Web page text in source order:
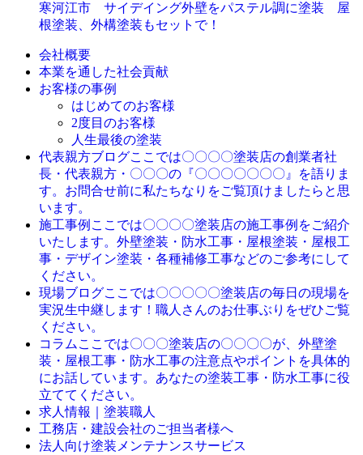
寒河江市 サイデイング外壁をパステル調に塗装 屋
根塗装、外構塗装もセットで！
会社概要
本業を通した社会貢献
お客様の事例
はじめてのお客様
2度目のお客様
人生最後の塗装
代表親方ブログここでは〇〇〇〇塗装店の創業者社
長・代表親方・〇〇〇の『〇〇〇〇〇〇〇』を語りま
す。お問合せ前に私たちなりをご覧頂けましたらと思
います。
施工事例 ここでは〇〇〇〇塗装店の施工事例をご紹介
いたします。外壁塗装・防水工事・屋根塗装・屋根工
事・デザイン塗装・各種補修工事などのご参考にして
ください。
現場ブログここでは〇〇〇〇〇塗装店の毎日の現場を
実況生中継します！職人さんのお仕事ぶりをぜひご覧
ください。
コラム ここでは〇〇〇塗装店の〇〇〇〇が、外壁塗
装・屋根工事・防水工事の注意点やポイントを具体的
にお話しています。あなたの塗装工事・防水工事に役
立ててください。
求人情報｜塗装職人
工務店・建設会社のご担当者様へ
法人向け塗装メンテナンスサービス